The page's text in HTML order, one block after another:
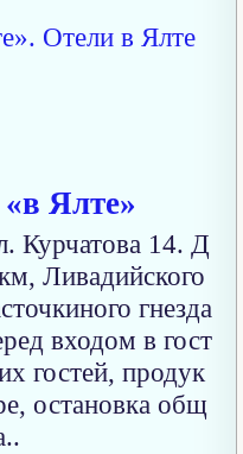
Ялте»
Курчатова 14. Д
Ливадийского
гнезда
входом в гост
гостей, продук
остановка общ